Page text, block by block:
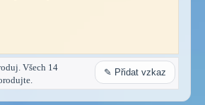
Všech 14
✎ Přidat vzkaz